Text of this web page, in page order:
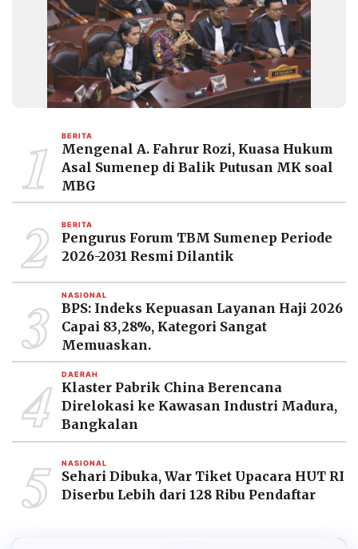
1 BERITA
Mengenal A. Fahrur Rozi, Kuasa Hukum
Asal Sumenep di Balik Putusan MK soal
MBG
2 BERITA
Pengurus Forum TBM Sumenep Periode
2026-2031 Resmi Dilantik
3 NASIONAL
BPS: Indeks Kepuasan Layanan Haji 2026
Capai 83,28%, Kategori Sangat
Memuaskan.
4 DAERAH
Klaster Pabrik China Berencana
Direlokasi ke Kawasan Industri Madura,
Bangkalan
5 NASIONAL
Sehari Dibuka, War Tiket Upacara HUT RI
Diserbu Lebih dari 128 Ribu Pendaftar